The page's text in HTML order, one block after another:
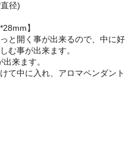
径)
】
と開く事が出来るので、中に好
む事が出来ます。
来ます。
て中に入れ、アロマペンダント